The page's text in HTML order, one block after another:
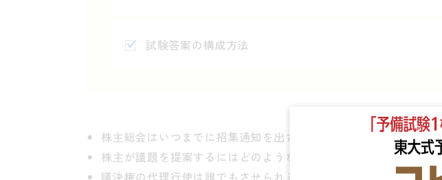
試験答案の構成方法
株主総会はいつまでに招集通知を出さなければならないの?
株主が議題を提案するにはどのような要件を満たす必要があるの?